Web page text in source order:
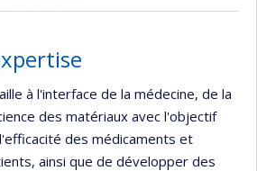
à l'interface de la médecine, de la
des matériaux avec l'objectif
des médicaments et
ainsi que de développer des